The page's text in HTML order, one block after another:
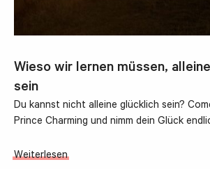
Wieso wir lernen müssen,
sein
Du kannst nicht alleine glücklich sein?
Prince Charming und nimm dein Glück
Weiterlesen